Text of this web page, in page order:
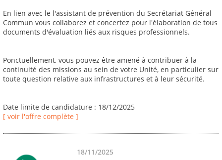
En lien avec le l'assistant de prévention du Secrétariat Général
Commun vous collaborez et concertez pour l'élaboration de tous
documents d'évaluation liés aux risques professionnels.
Ponctuellement, vous pouvez être amené à contribuer à la
continuité des missions au sein de votre Unité, en particulier sur
toute question relative aux infrastructures et à leur sécurité.
Date limite de candidature : 18/12/2025
[ voir l'offre complète ]
18/11/2025